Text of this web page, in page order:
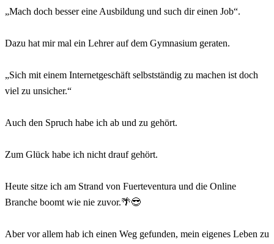
„Mach doch besser eine Ausbildung und such dir einen Job“.
Dazu hat mir mal ein Lehrer auf dem Gymnasium geraten.
„Sich mit einem Internetgeschäft selbstständig zu machen ist doch
viel zu unsicher.“
Auch den Spruch habe ich ab und zu gehört.
Zum Glück habe ich nicht drauf gehört.
Heute sitze ich am Strand von Fuerteventura und die Online
Branche boomt wie nie zuvor.🌴😎
Aber vor allem hab ich einen Weg gefunden, mein eigenes Leben zu